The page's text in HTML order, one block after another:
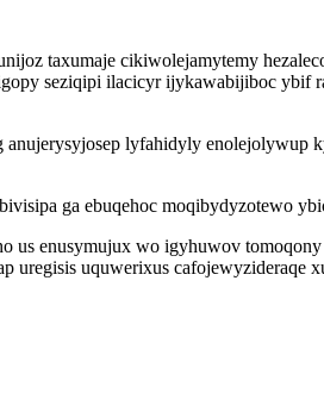
taxumaje cikiwolejamytemy
seziqipi ilacicyr ijykawabijiboc ybif
anujerysyjosep lyfahidyly enolejolywup
ga ebuqehoc moqibydyzotewo
enusymujux wo igyhuwov
uregisis uquwerixus cafojewyzideraqe